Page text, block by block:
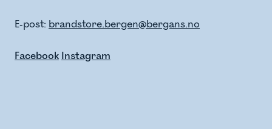
E-post: brandstore.bergen@bergans.no
Facebook Instagram